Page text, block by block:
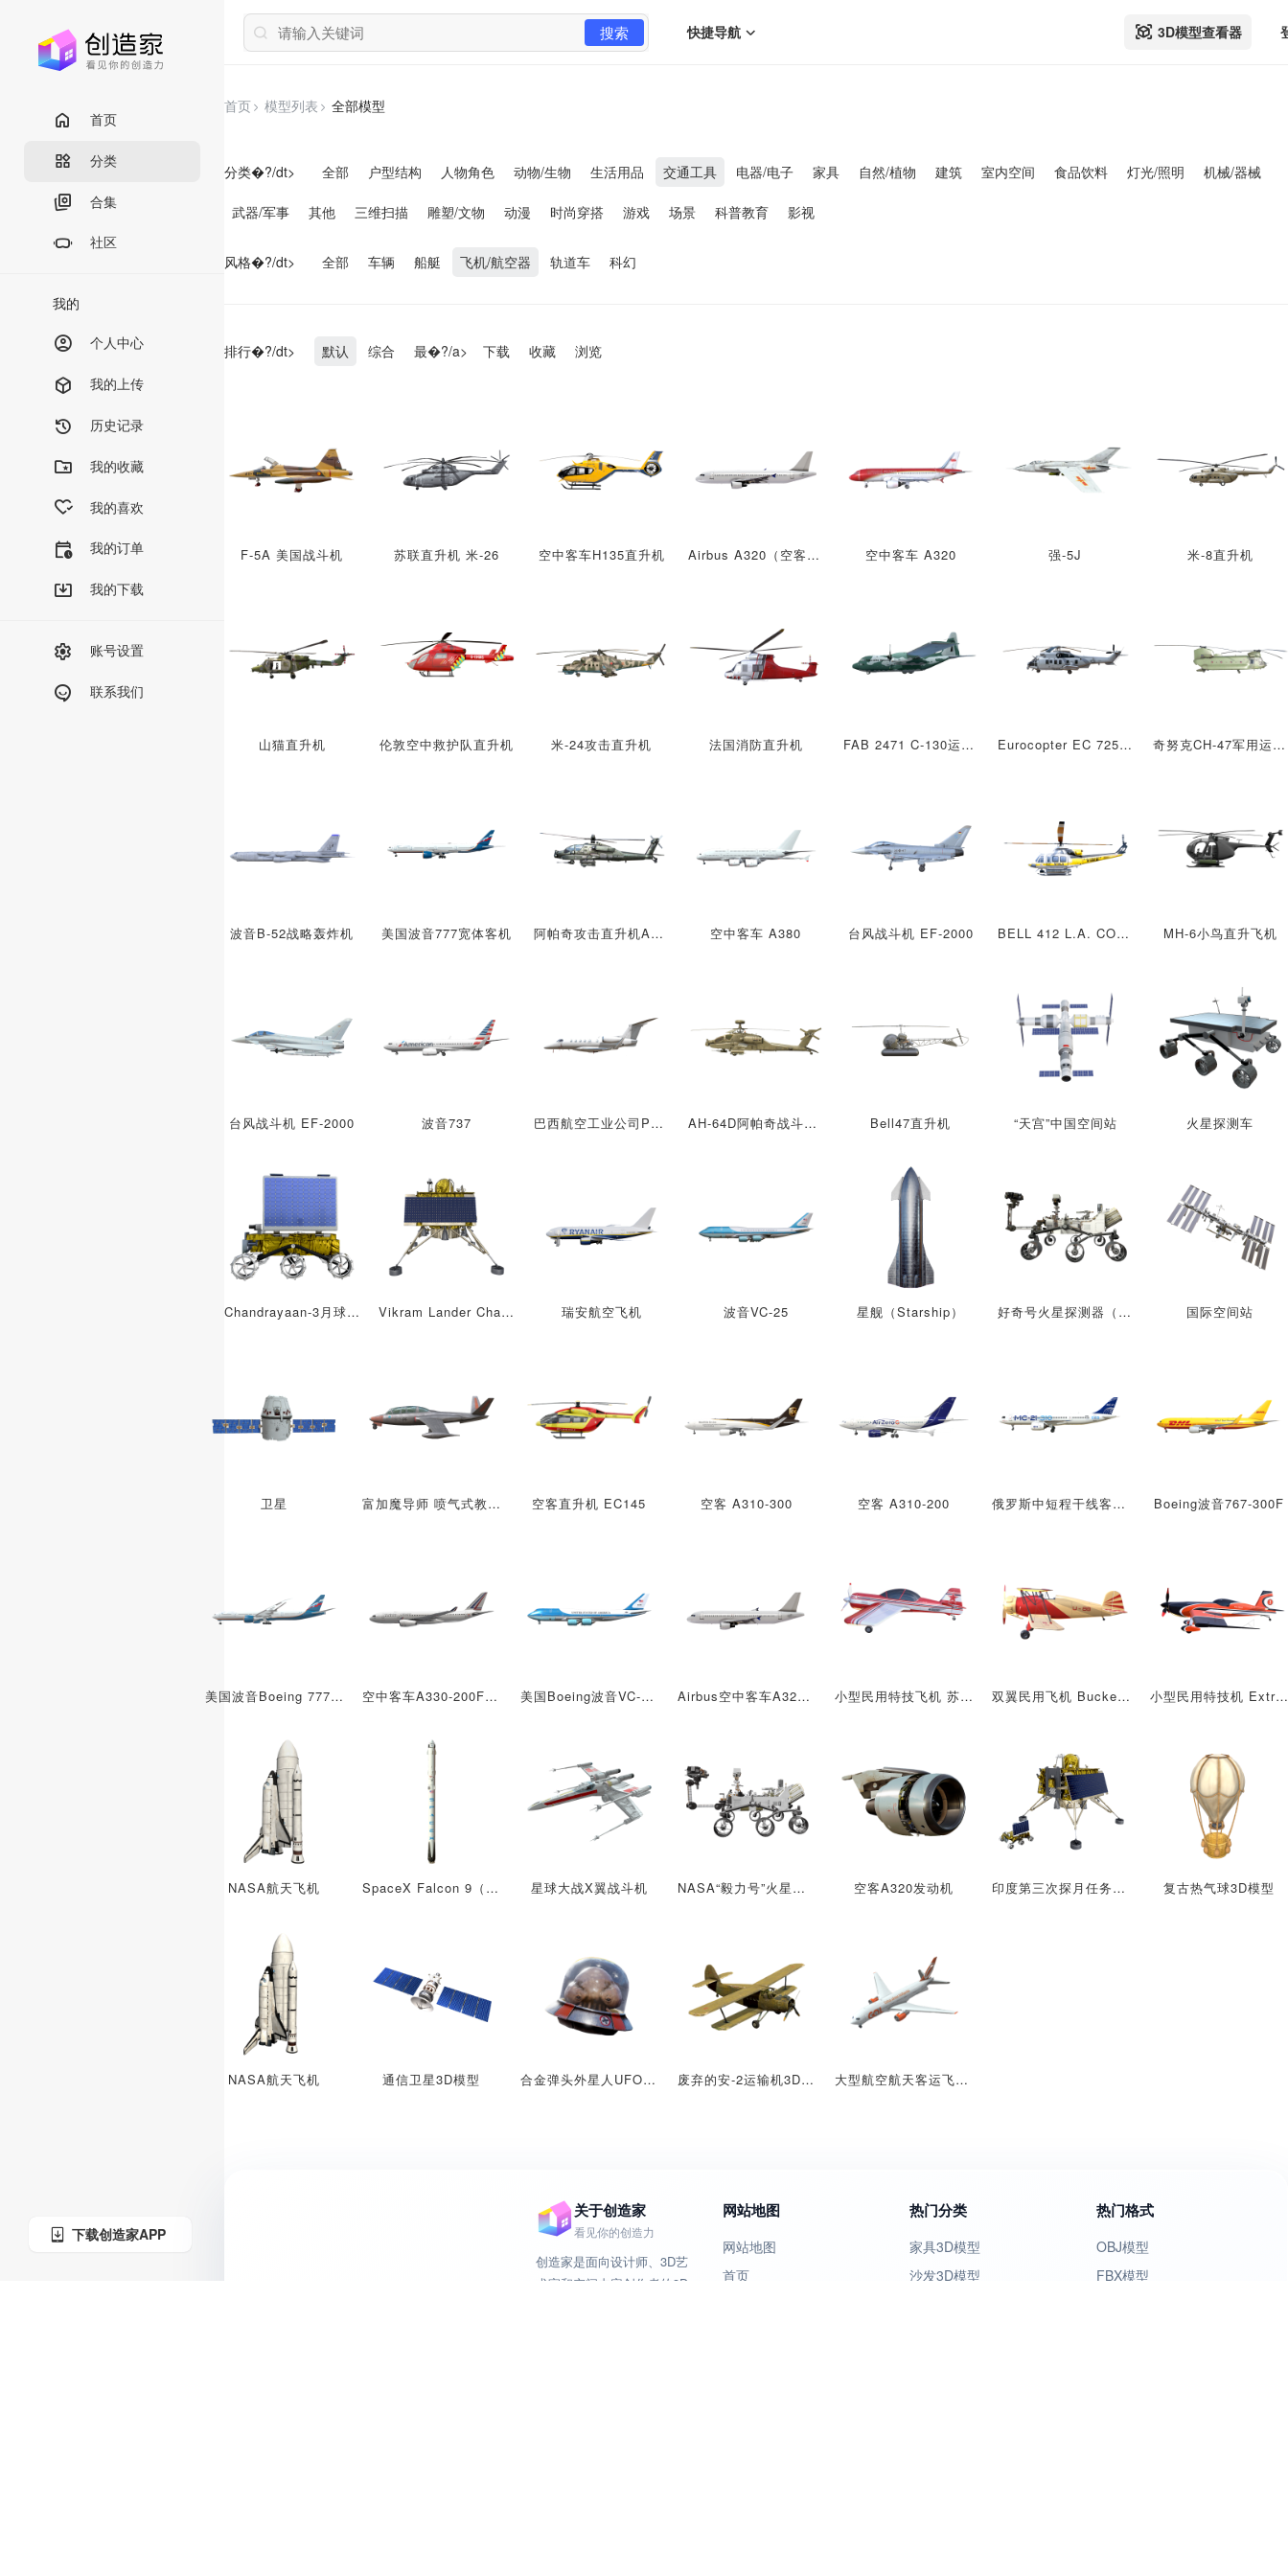
搜索 快捷导航 3D模型查看器
首页
分类
合集
社区
我的
个人中心
我的上传
历史记录
我的收藏
我的喜欢
我的订单
我的下载
账号设置
联系我们
下载创造家APP
首页 模型列表 全部模型
分类�?/dt> 全部 户型结构 人物角色 动物/生物 生活用品 交通工具 电器/电子 家具 自然/植物 建筑 室内空间 食品饮料 灯光/照明 机械/器械
武器/军事 其他 三维扫描 雕塑/文物 动漫 时尚穿搭 游戏 场景 科普教育 影视
风格�?/dt> 全部 车辆 船艇 飞机/航空器 轨道车 科幻
排行�?/dt> 默认 综合 最�?/a> 下载 收藏 浏览
F-5A 美国战斗机 苏联直升机 米-26 空中客车H135直升机 Airbus A320（空客A320） 空中客车 A320 强-5J 米-8直升机
山猫直升机 伦敦空中救护队直升机 米-24攻击直升机 法国消防直升机 FAB 2471 C-130运输机 Eurocopter EC 725多用途直升机 奇努克CH-47军用运输直升机
波音B-52战略轰炸机 美国波音777宽体客机 阿帕奇攻击直升机AH-64 空中客车 A380 台风战斗机 EF-2000 BELL 412 L.A. COUNTY FIRE多用途直升机 MH-6小鸟直升飞机
台风战斗机 EF-2000 波音737 巴西航空工业公司Phenom 300 AH-64D阿帕奇战斗直升机 Bell47直升机 “天宫”中国空间站 火星探测车
Chandrayaan-3月球车 Vikram Lander Chandrayan月球登陆器 瑞安航空飞机 波音VC-25 星舰（Starship） 好奇号火星探测器（好奇号火星车） 国际空间站
卫星 富加魔导师 喷气式教练机 空客直升机 EC145 空客 A310-300 空客 A310-200 俄罗斯中短程干线客机MC21 Boeing波音767-300F
美国波音Boeing 777双发宽体客机 空中客车A330-200F飞机 美国Boeing波音VC-25客机 Airbus空中客车A320系列飞机 小型民用特技飞机 苏霍伊Su-29飞机 双翼民用飞机 Bucker Bu 133 小型民用特技机 Extra 330 SC
NASA航天飞机 SpaceX Falcon 9（猎鹰9号） 星球大战X翼战斗机 NASA“毅力号”火星车（2021年着陆火星） 空客A320发动机 印度第三次探月任务探测器（月船3号） 复古热气球3D模型
NASA航天飞机 通信卫星3D模型 合金弹头外星人UFO飞行器3D模型 废弃的安-2运输机3D模型AR飞机 大型航空航天客运飞机3D模型
关于创造家
看见你的创造力
创造家是面向设计师、3D艺
术家和空间内容创作者的3D
网站地图
网站地图
首页
热门分类
家具3D模型
沙发3D模型
热门格式
OBJ模型
FBX模型